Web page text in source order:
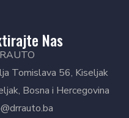
Nas
Tomislava 56, Kiseljak
Bosna i Hercegovina